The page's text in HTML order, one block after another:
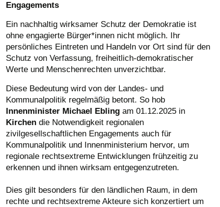
Engagements
Ein nachhaltig wirksamer Schutz der Demokratie ist
ohne engagierte Bürger*innen nicht möglich. Ihr
persönliches Eintreten und Handeln vor Ort sind für den
Schutz von Verfassung, freiheitlich-demokratischer
Werte und Menschenrechten unverzichtbar.
Diese Bedeutung wird von der Landes- und
Kommunalpolitik regelmäßig betont. So hob
Innenminister Michael Ebling am 01.12.2025 in
Kirchen die Notwendigkeit regionalen
zivilgesellschaftlichen Engagements auch für
Kommunalpolitik und Innenministerium hervor, um
regionale rechtsextreme Entwicklungen frühzeitig zu
erkennen und ihnen wirksam entgegenzutreten.
Dies gilt besonders für den ländlichen Raum, in dem
rechte und rechtsextreme Akteure sich konzertiert um